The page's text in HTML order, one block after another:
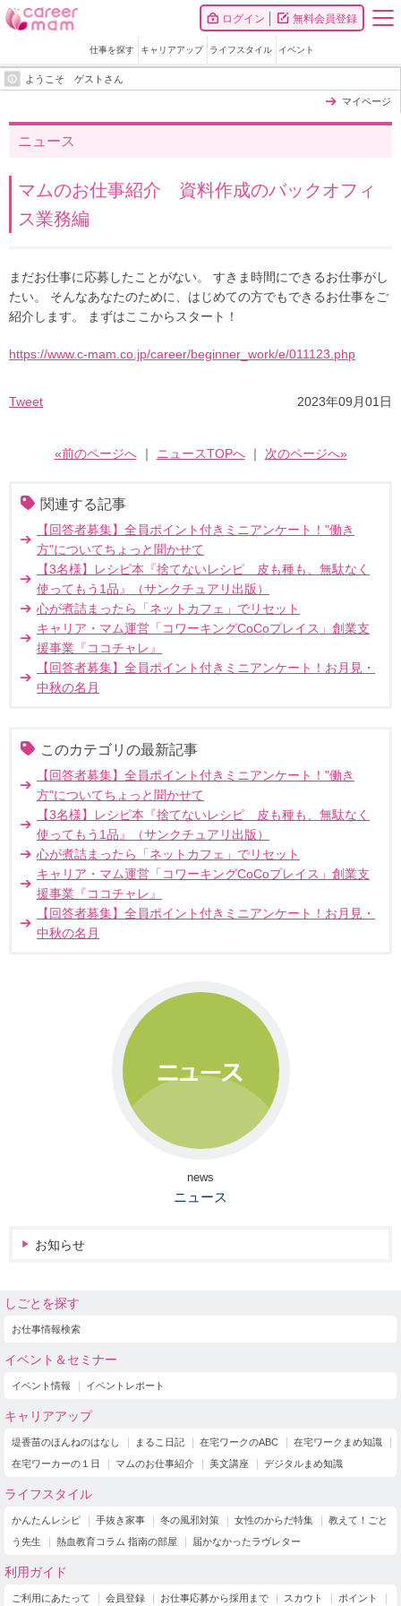
ログイン 無料会員登録
仕事を探す キャリアアップ ライフスタイル イベント
ようこそ ゲストさん
マイページ
ニュース
マムのお仕事紹介 資料作成のバックオフィ
ス業務編
まだお仕事に応募したことがない。 すきま時間にできるお仕事がし
たい。 そんなあなたのために、はじめての方でもできるお仕事をご
紹介します。 まずはここからスタート！
https://www.c-mam.co.jp/career/beginner_work/e/011123.php
Tweet 2023年09月01日
«前のページへ｜ ニュースTOPへ｜ 次のページへ»
関連する記事
【回答者募集】全員ポイント付きミニアンケート！"働き
方"についてちょっと聞かせて
【3名様】レシピ本『捨てないレシピ 皮も種も、無駄なく
使ってもう1品』（サンクチュアリ出版）
心が煮詰まったら「ネットカフェ」でリセット
キャリア・マム運営「コワーキングCoCoプレイス」創業支
援事業『ココチャレ』
【回答者募集】全員ポイント付きミニアンケート！お月見・
中秋の名月
このカテゴリの最新記事
【回答者募集】全員ポイント付きミニアンケート！"働き
方"についてちょっと聞かせて
【3名様】レシピ本『捨てないレシピ 皮も種も、無駄なく
使ってもう1品』（サンクチュアリ出版）
心が煮詰まったら「ネットカフェ」でリセット
キャリア・マム運営「コワーキングCoCoプレイス」創業支
援事業『ココチャレ』
【回答者募集】全員ポイント付きミニアンケート！お月見・
中秋の名月
news
ニュース
お知らせ
しごとを探す
お仕事情報検索
イベント＆セミナー
イベント情報 イベントレポート
キャリアアップ
堤香苗のほんねのはなし まるこ日記 在宅ワークのABC
在宅ワークまめ知識
在宅ワーカーの１日
マムのお仕事紹介 美文講座 デジタルまめ知識
ライフスタイル
かんたんレシピ 手抜き家事 冬の風邪対策 女性のからだ特集
教えて！ごと
う先生
熱血教育コラム 指南の部屋 届かなかったラヴレター
利用ガイド
ご利用にあたって 会員登録 お仕事応募から採用まで スカウト ポイント